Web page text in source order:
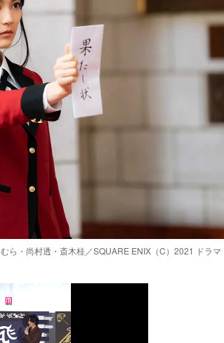
ら・尚村透・斎木桂／SQUARE ENIX（C）2021 ドラマ